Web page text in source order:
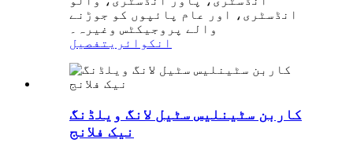
انڈسٹری، اور عام پائپوں کو جوڑنے
والے پروجیکٹس وغیرہ۔
انکوائری تفصیل
کاربن سٹینلیس سٹیل لانگ ویلڈنگ
نیک فلانج